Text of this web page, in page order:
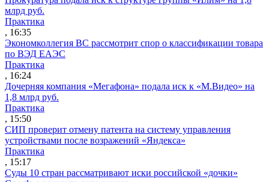
млрд руб.
Практика
, 16:35
Экономколлегия ВС рассмотрит спор о классификации товара
по ВЭД ЕАЭС
Практика
, 16:24
Дочерняя компания «Мегафона» подала иск к «М.Видео» на
1,8 млрд руб.
Практика
, 15:50
СИП проверит отмену патента на систему управления
устройствами после возражений «Яндекса»
Практика
, 15:17
Суды 10 стран рассматривают иски российской «дочки»